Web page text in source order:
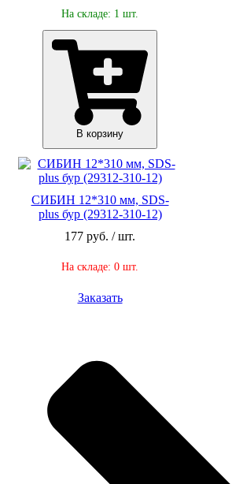
На складе: 1 шт.
В корзину
СИБИН 12*310 мм, SDS-
plus бур (29312-310-12)
177 руб. / шт.
На складе: 0 шт.
Заказать